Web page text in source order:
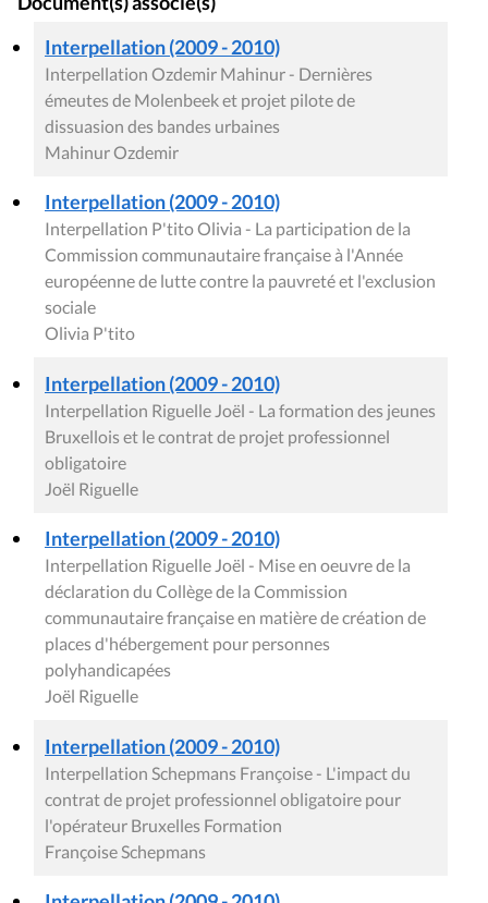
Interpellation (2009 - 2010)
Interpellation Ozdemir Mahinur - Dernières
émeutes de Molenbeek et projet pilote de
dissuasion des bandes urbaines
Mahinur Ozdemir
Interpellation (2009 - 2010)
Interpellation P'tito Olivia - La participation de la
Commission communautaire française à l'Année
européenne de lutte contre la pauvreté et l'exclusion
sociale
Olivia P'tito
Interpellation (2009 - 2010)
Interpellation Riguelle Joël - La formation des jeunes
Bruxellois et le contrat de projet professionnel
obligatoire
Joël Riguelle
Interpellation (2009 - 2010)
Interpellation Riguelle Joël - Mise en oeuvre de la
déclaration du Collège de la Commission
communautaire française en matière de création de
places d'hébergement pour personnes
polyhandicapées
Joël Riguelle
Interpellation (2009 - 2010)
Interpellation Schepmans Françoise - L'impact du
contrat de projet professionnel obligatoire pour
l'opérateur Bruxelles Formation
Françoise Schepmans